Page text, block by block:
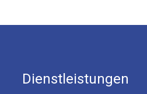
Dienstleistungen